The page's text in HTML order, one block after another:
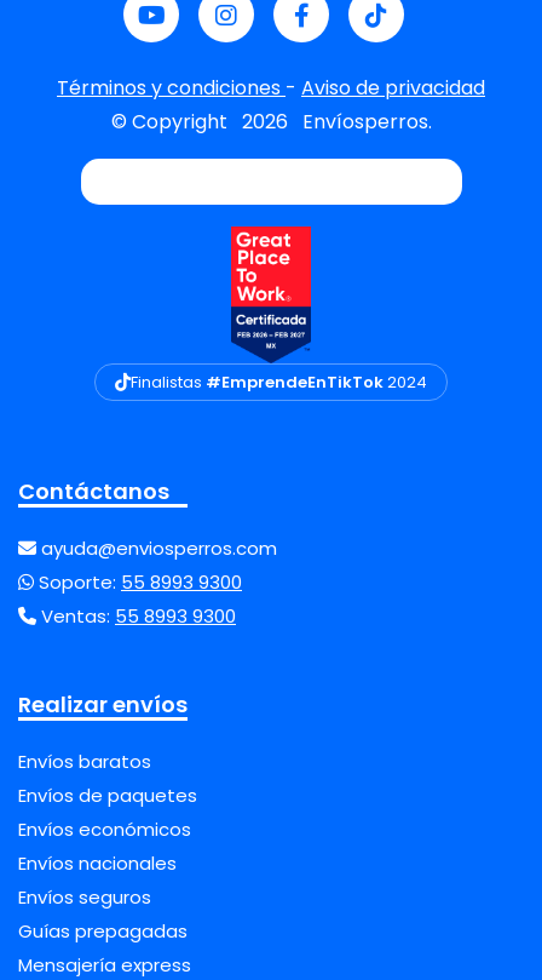
Términos y condiciones - Aviso de privacidad
© Copyright 2026 Envíosperros.
Finalistas #EmprendeEnTikTok2024
Contáctanos
ayuda@enviosperros.com
Soporte: 55 8993 9300
Ventas: 55 8993 9300
Realizar envíos
Envíos baratos
Envíos de paquetes
Envíos económicos
Envíos nacionales
Envíos seguros
Guías prepagadas
Mensajería express